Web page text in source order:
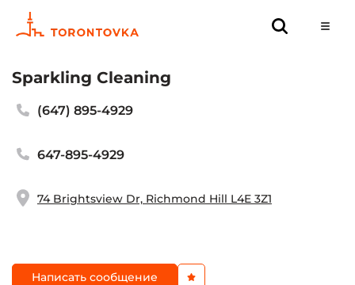
Sparkling Cleaning
(647) 895-4929
647-895-4929
74 Brightsview Dr, Richmond Hill L4E 3Z1
Написать сообщение